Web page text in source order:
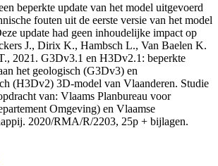
beperkte update van het model uitgevoerd
fouten uit de eerste versie van het model
update had geen inhoudelijke impact op
J., Dirix K., Hambsch L., Van Baelen K.
2021. G3Dv3.1 en H3Dv2.1: beperkte
het geologisch (G3Dv3) en
(H3Dv2) 3D-model van Vlaanderen. Studie
van: Vlaams Planbureau voor
Omgeving) en Vlaamse
2020/RMA/R/2203, 25p + bijlagen.